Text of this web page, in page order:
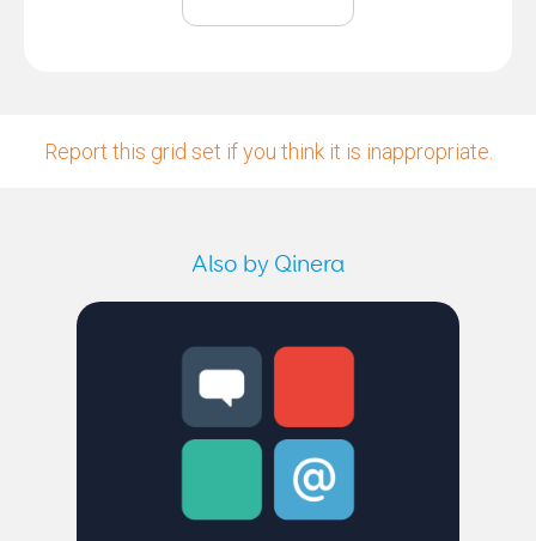
Report this grid set if you think it is inappropriate.
Also by Qinera